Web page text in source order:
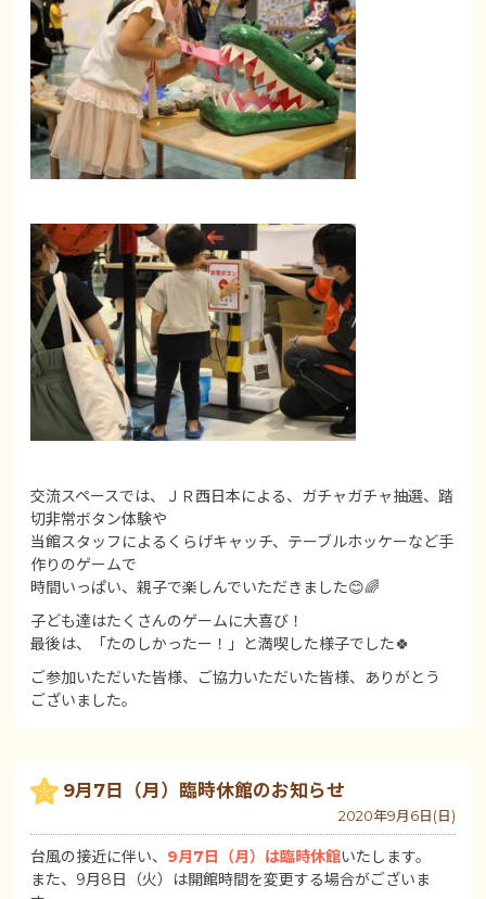
交流スペースでは、ＪＲ西日本による、ガチャガチャ抽選、踏
切非常ボタン体験や
当館スタッフによるくらげキャッチ、テーブルホッケーなど手
作りのゲームで
時間いっぱい、親子で楽しんでいただきました😊🌈
子ども達はたくさんのゲームに大喜び！
最後は、「たのしかったー！」と満喫した様子でした🍀
ご参加いただいた皆様、ご協力いただいた皆様、ありがとう
ございました。
9月7日（月）臨時休館のお知らせ
2020年9月6日(日)
台風の接近に伴い、 9月7日（月）は臨時休館いたします。
また、9月8日（火）は開館時間を変更する場合がございま